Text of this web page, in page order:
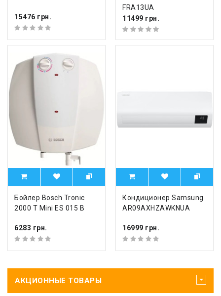
15476 грн.
FRA13UA
11499 грн.
Бойлер Bosch Tronic
2000 T Mini ES 015 B
6283 грн.
Кондиционер Samsung
AR09AXHZAWKNUA
16999 грн.
АКЦИОННЫЕ ТОВАРЫ